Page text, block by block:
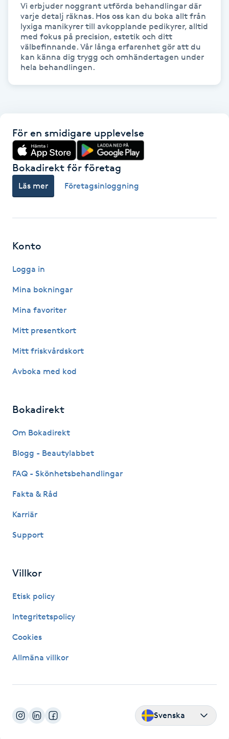
Gravidyoga
Gruppträning
Headspa
Healing
Hot Stone Massage
Hot yoga
Huduppstramning
Hyaluronsyra
Hyperhidros
Hårborttagning
Hårförlängning
Hårvård
Hälsprickor
Vi erbjuder noggrant utförda behandlingar där
varje detalj räknas. Hos oss kan du boka allt från
lyxiga manikyrer till avkopplande pedikyrer, alltid
med fokus på precision, estetik och ditt
välbefinnande. Vår långa erfarenhet gör att du
kan känna dig trygg och omhändertagen under
För en smidigare upplevelse
Bokadirekt för företag
Läs mer Företagsinloggning
Konto
Logga in
Mina bokningar
Mina favoriter
Mitt presentkort
Mitt friskvårdskort
Avboka med kod
Bokadirekt
Om Bokadirekt
Blogg - Beautylabbet
FAQ - Skönhetsbehandlingar
Fakta & Råd
Karriär
Support
Villkor
Etisk policy
Integritetspolicy
Cookies
Allmäna villkor
Svenska